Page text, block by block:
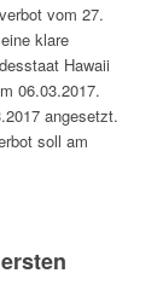
vom 27.
klare
Hawaii
06.03.2017.
angesetzt.
soll am